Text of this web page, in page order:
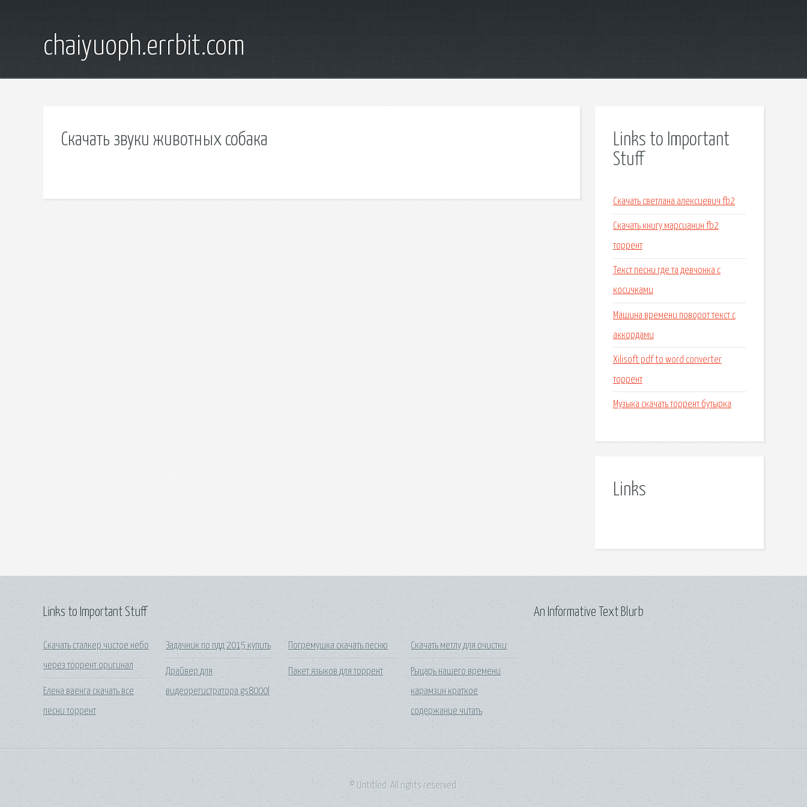
chaiyuoph.errbit.com
Скачать звуки животных собака
Links to Important
Stuff
Скачать светлана алексиевич fb2
Скачать книгу марсианин fb2
торрент
Текст песни где та девчонка с
косичками
Машина времени поворот текст с
аккордами
Xilisoft pdf to word converter
торрент
Музыка скачать торрент бутырка
Links
Links to Important Stuff
Скачать сталкер чистое небо
через торрент оригинал
Елена ваенга скачать все
песни торрент
Задачник по пдд 2015 купить
Драйвер для
видеорегистратора gs8000l
Погремушка скачать песню
Пакет языков для торрент
Скачать метлу для очистки
Рыцарь нашего времени
карамзин краткое
содержание читать
An Informative Text Blurb
© Untitled. All rights reserved.